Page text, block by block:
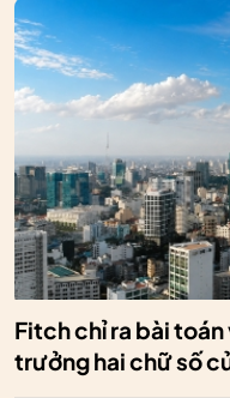
Fitch chỉ ra bài
trưởng hai chữ số